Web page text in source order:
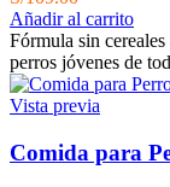
Añadir al carrito
Fórmula sin
perros jóvenes de
Vista previa
Comida para